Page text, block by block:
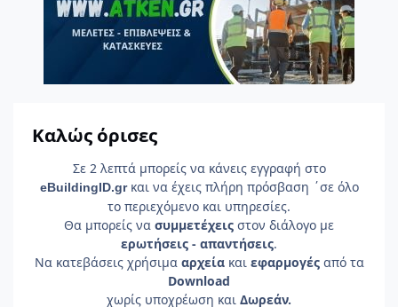
Καλώς όρισες
Σε 2 λεπτά μπορείς να κάνεις εγγραφή στο
eBuildingID.gr και να έχεις πλήρη πρόσβαση ΄σε όλο
το περιεχόμενο και υπηρεσίες.
Θα μπορείς να συμμετέχεις στον διάλογο με
ερωτήσεις - απαντήσεις.
Να κατεβάσεις χρήσιμα αρχείακαι εφαρμογέςαπό τα
Download
χωρίς υποχρέωση και Δωρεάν.